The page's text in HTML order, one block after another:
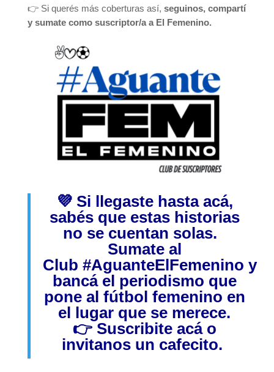
👉 Si querés más coberturas así, seguinos, compartí
y sumate como suscriptor/a a El Femenino.
💜 Si llegaste hasta acá,
sabés que estas historias
no se cuentan solas.
Sumate al
Club #AguanteElFemenino y
bancá el periodismo que
pone al fútbol femenino en
el lugar que se merece.
👉 Suscribite acáo
invitanos un cafecito.